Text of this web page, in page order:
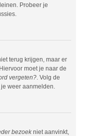
Probeer je
terug krijgen, maar er
moet je naar de
vergeten?. Volg de
weer aanmelden.
bezoek niet aanvinkt,